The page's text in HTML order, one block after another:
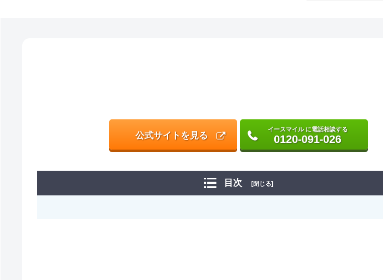
公式サイトを見る
イースマイル に電話相談する
0120-091-026
目次 [閉じる]